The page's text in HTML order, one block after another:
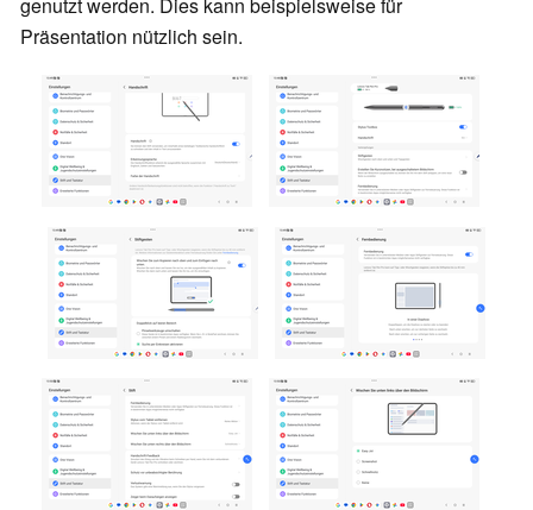
genutzt werden. Dies kann beispielsweise für
Präsentation nützlich sein.